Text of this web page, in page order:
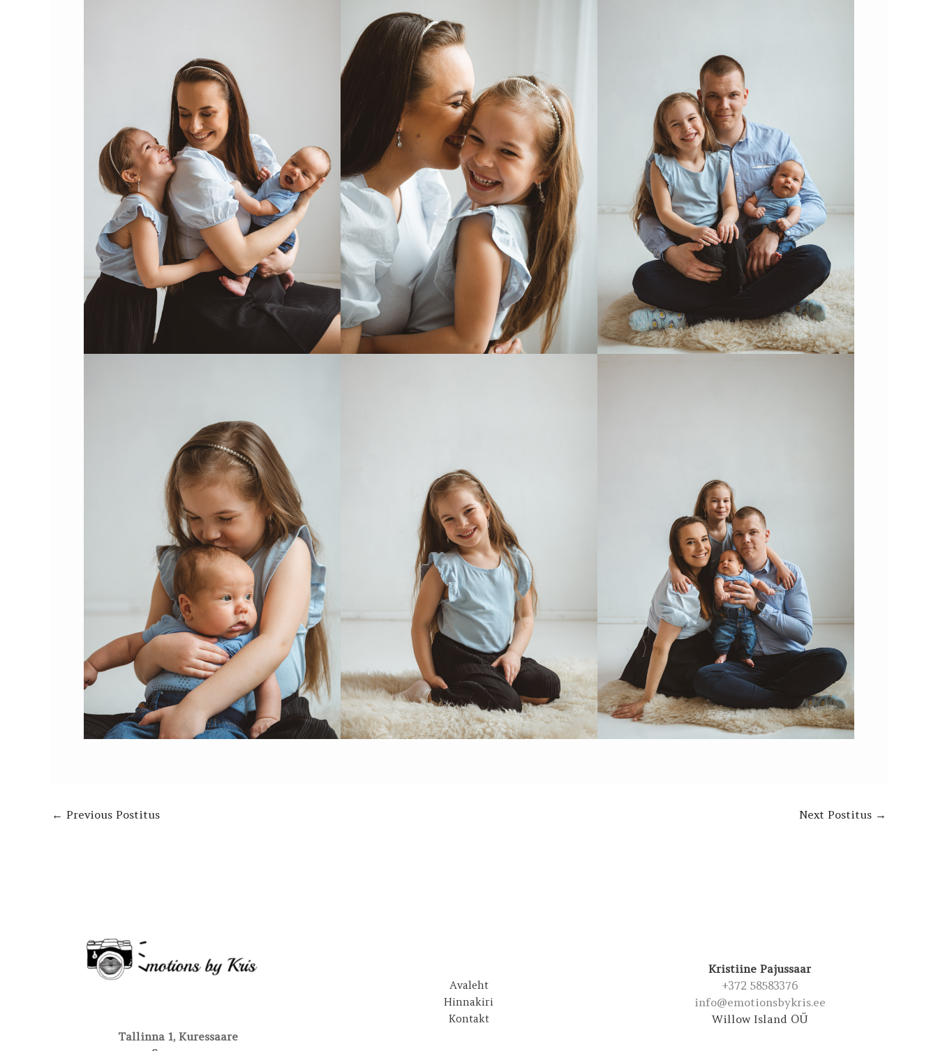
← Previous Postitus Next Postitus →
Tallinna 1, Kuressaare
Avaleht
Hinnakiri
Kontakt
Kristiine Pajussaar
+372 58583376
info@emotionsbykris.ee
Willow Island OÜ